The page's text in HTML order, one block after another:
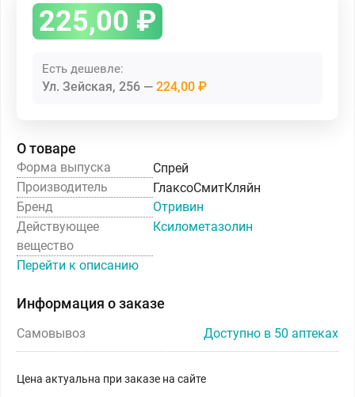
225,00 ₽
Есть дешевле:
Ул. Зейская, 256 224,00 ₽
О товаре
Форма выпуска
Спрей
Производитель
ГлаксоСмитКляйн
Бренд
Отривин
Действующее
вещество
Ксилометазолин
Перейти к описанию
Информация о заказе
Самовывоз Доступно в 50 аптеках
Цена актуальна при заказе на сайте